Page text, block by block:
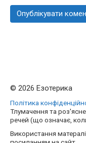
© 2026 Езотерика
Політика
Тлумачення та
речей (що означає,
Використання